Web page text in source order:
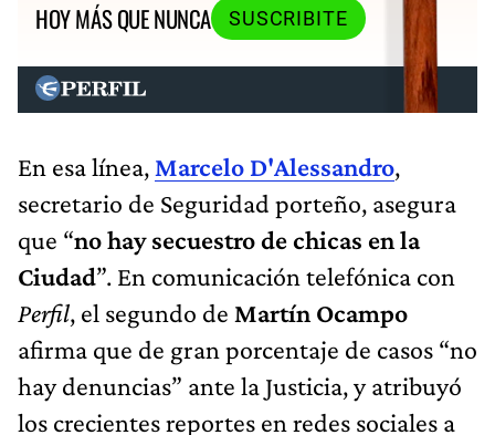
HOY MÁS QUE NUNCA
SUSCRIBITE
En esa línea, Marcelo D'Alessandro,
secretario de Seguridad porteño, asegura
que “no hay secuestro de chicas en la
Ciudad”. En comunicación telefónica con
Perfil, el segundo de Martín Ocampo
afirma que de gran porcentaje de casos “no
hay denuncias” ante la Justicia, y atribuyó
los crecientes reportes en redes sociales a